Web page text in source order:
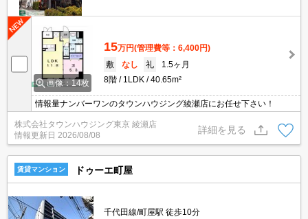
画像：14枚
15万円(管理費等：6,400円)
敷
なし 礼
1.5ヶ月
8階
1LDK 40.65m²
情報量ナンバーワンのタウンハウジング綾瀬店にお任せ下さい！
株式会社タウンハウジング東京 綾瀬店
情報更新日 2026/08/08
詳細を見る
賃貸マンション ドゥーエ町屋
千代田線/町屋駅 徒歩10分